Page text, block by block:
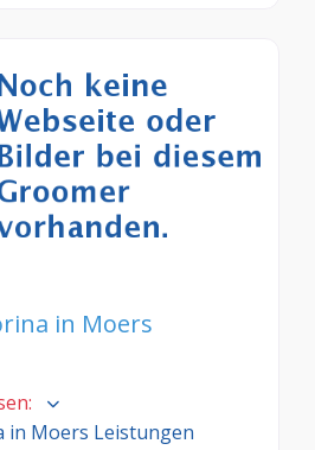
in Moers
:
in Moers Leistungen